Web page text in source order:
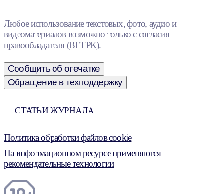
Любое использование текстовых, фото, аудио и
видеоматериалов возможно только с согласия
правообладателя (ВГТРК).
Сообщить об опечатке
Обращение в техподдержку
СТАТЬИ ЖУРНАЛА
Политика обработки файлов cookie
На информационном ресурсе применяются
рекомендательные технологии